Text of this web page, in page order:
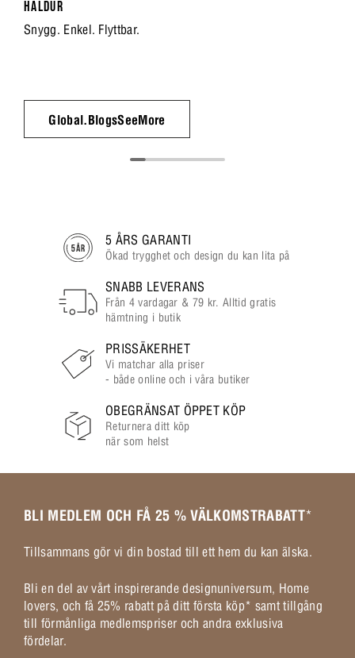
HALDUR
Snygg. Enkel. Flyttbar.
Global.BlogsSeeMore
5 ÅRS GARANTI
Ökad trygghet och design du kan lita på
SNABB LEVERANS
Från 4 vardagar & 79 kr. Alltid gratis
hämtning i butik
PRISSÄKERHET
Vi matchar alla priser
- både online och i våra butiker
OBEGRÄNSAT ÖPPET KÖP
Returnera ditt köp
när som helst
BLI MEDLEM OCH FÅ 25 % VÄLKOMSTRABATT*
Tillsammans gör vi din bostad till ett hem du kan älska.
Bli en del av vårt inspirerande designuniversum, Home
lovers, och få 25% rabatt på ditt första köp* samt tillgång
till förmånliga medlemspriser och andra exklusiva
fördelar.